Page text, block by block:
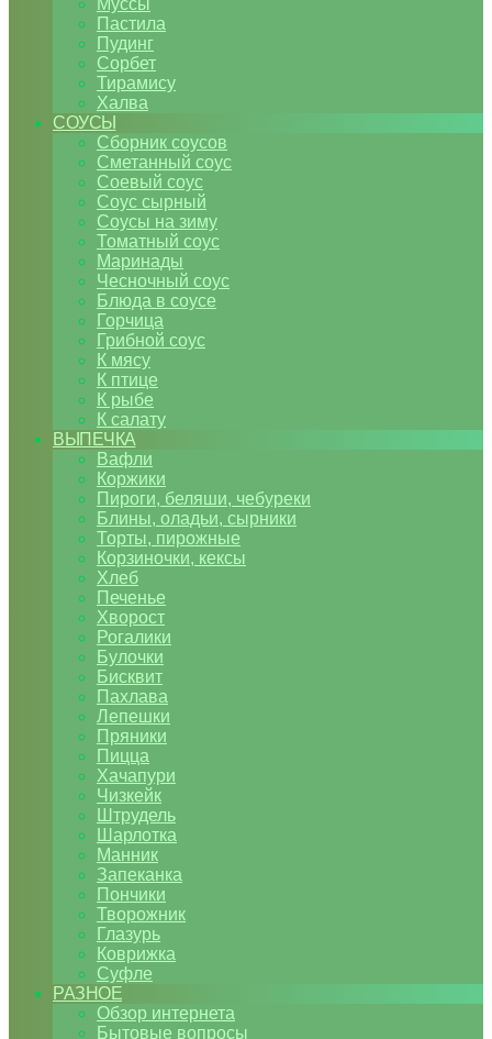
Муссы
Пастила
Пудинг
Сорбет
Тирамису
Халва
СОУСЫ
Сборник соусов
Сметанный соус
Соевый соус
Соус сырный
Соусы на зиму
Томатный соус
Маринады
Чесночный соус
Блюда в соусе
Горчица
Грибной соус
К мясу
К птице
К рыбе
К салату
ВЫПЕЧКА
Вафли
Коржики
Пироги, беляши, чебуреки
Блины, оладьи, сырники
Торты, пирожные
Корзиночки, кексы
Хлеб
Печенье
Хворост
Рогалики
Булочки
Бисквит
Пахлава
Лепешки
Пряники
Пицца
Хачапури
Чизкейк
Штрудель
Шарлотка
Манник
Запеканка
Пончики
Творожник
Глазурь
Коврижка
Суфле
РАЗНОЕ
Обзор интернета
Бытовые вопросы